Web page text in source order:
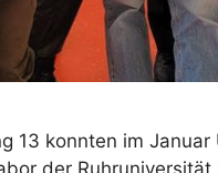
13 konnten im
der